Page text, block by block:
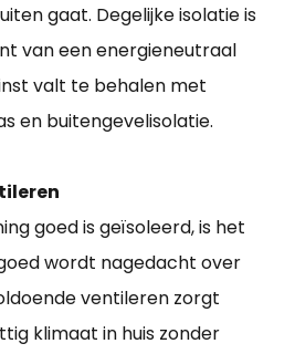
gaat. Degelijke isolatie is
van een energieneutraal
valt te behalen met
en buitengevelisolatie.
goed is geïsoleerd, is het
wordt nagedacht over
ventileren zorgt
klimaat in huis zonder